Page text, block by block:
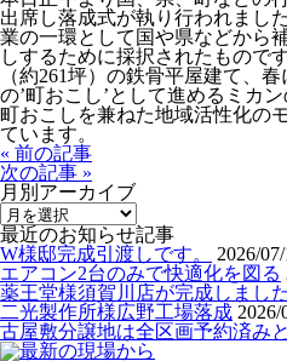
出席し落成式が執り行われまし
業の一環として国や県などから
しするために採択されたもので
（約261坪）の鉄骨平屋建て、
の’町おこし’として進めるミカ
町おこしを兼ねた地域活性化の
ています。
« 前の記事
次の記事 »
月別アーカイブ
最近のお知らせ記事
W様邸完成引渡しです。
2026/
エアコン2台のみで快適化を図る
薬王堂様須賀川店が完成しました
二光製作所様広野工場落成 2026/
古屋敷分譲地は全区画予約済み